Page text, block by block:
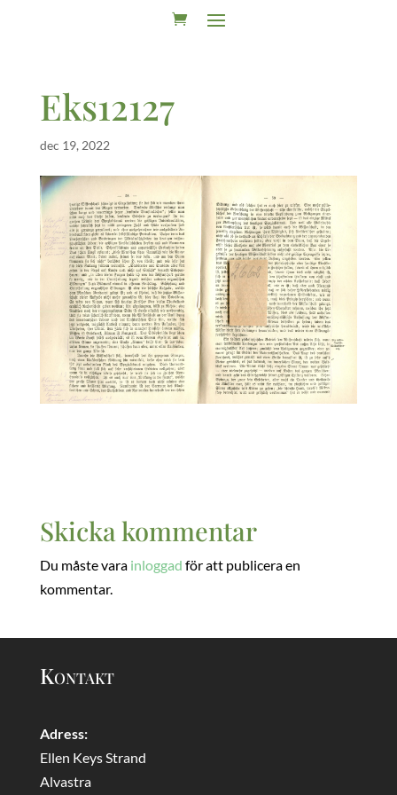
Eks12127
dec 19, 2022
Skicka kommentar
Du måste vara inloggad för att publicera en
kommentar.
Kontakt
Adress:
Ellen Keys Strand
Alvastra